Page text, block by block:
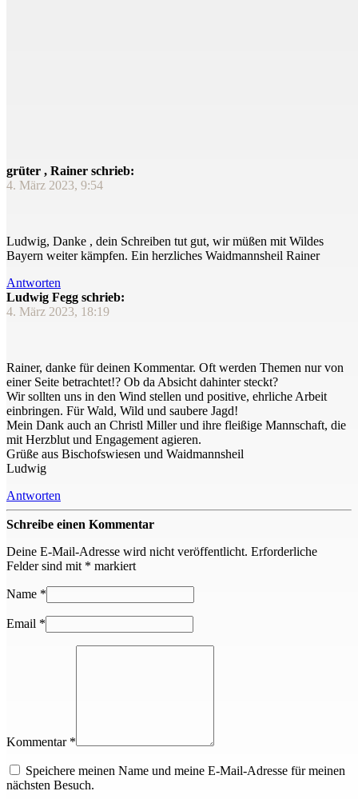
grüter , Rainer schrieb:
4. März 2023, 9:54
Ludwig, Danke , dein Schreiben tut gut, wir müßen mit Wildes
Bayern weiter kämpfen. Ein herzliches Waidmannsheil Rainer
Antworten
Ludwig Fegg schrieb:
4. März 2023, 18:19
Rainer, danke für deinen Kommentar. Oft werden Themen nur von
einer Seite betrachtet!? Ob da Absicht dahinter steckt?
Wir sollten uns in den Wind stellen und positive, ehrliche Arbeit
einbringen. Für Wald, Wild und saubere Jagd!
Mein Dank auch an Christl Miller und ihre fleißige Mannschaft, die
mit Herzblut und Engagement agieren.
Grüße aus Bischofswiesen und Waidmannsheil
Ludwig
Antworten
Schreibe einen Kommentar
Deine E-Mail-Adresse wird nicht veröffentlicht. Erforderliche
Felder sind mit * markiert
Name *
Email *
Kommentar *
Speichere meinen Name und meine E-Mail-Adresse für meinen
nächsten Besuch.